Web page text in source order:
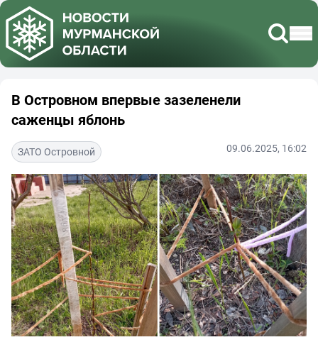
В Островном впервые зазеленели
саженцы яблонь
ЗАТО Островной 09.06.2025, 16:02